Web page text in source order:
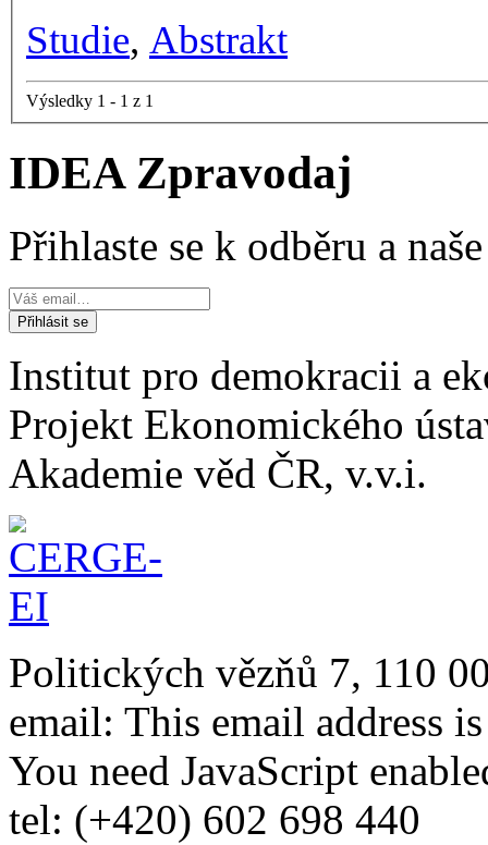
Studie, Abstrakt
Výsledky 1 - 1 z 1
IDEA Zpravodaj
Přihlaste se k odběru a
Institut pro demokracii a
Projekt Ekonomického
Akademie věd ČR, v.v.i.
Politických vězňů 7, 110
email: This email address
You need JavaScript
tel: (+420) 602 698 440